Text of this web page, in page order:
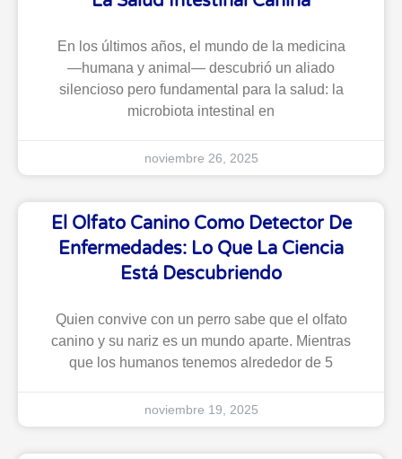
En los últimos años, el mundo de la medicina
—humana y animal— descubrió un aliado
silencioso pero fundamental para la salud: la
microbiota intestinal en
noviembre 26, 2025
El Olfato Canino Como Detector De
Enfermedades: Lo Que La Ciencia
Está Descubriendo
Quien convive con un perro sabe que el olfato
canino y su nariz es un mundo aparte. Mientras
que los humanos tenemos alrededor de 5
noviembre 19, 2025